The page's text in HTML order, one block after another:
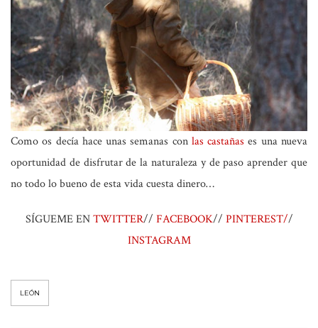
Como os decía hace unas semanas con las castañas es una nueva
oportunidad de disfrutar de la naturaleza y de paso aprender que
no todo lo bueno de esta vida cuesta dinero…
SÍGUEME ENTWITTER// FACEBOOK// PINTEREST//
INSTAGRAM
LEÓN